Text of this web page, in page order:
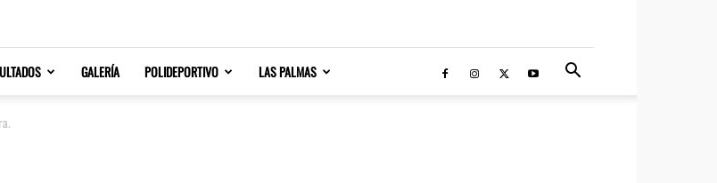
GALERÍA POLIDEPORTIVO LAS PALMAS